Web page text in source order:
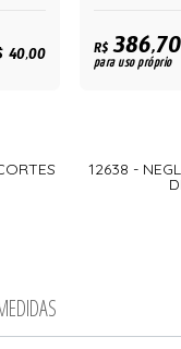
40,00 R$386,70
para uso próprio
12638 -